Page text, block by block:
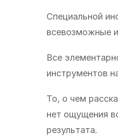
Специальной
всевозможные
Все
инструментов
То, о чем
нет ощущения
результата.